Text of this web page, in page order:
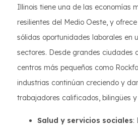
Illinois tiene una de las economías
resilientes del Medio Oeste, y
sólidas oportunidades laborales en
sectores. Desde grandes ciudades
centros más pequeños como
industrias continúan creciendo y
trabajadores calificados, bilingües
Salud y servicios sociales: